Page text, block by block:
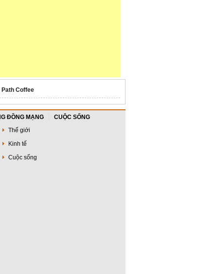
Path Coffee
ĐỒNG MẠNG
CUỘC SỐNG
Thế giới
Kinh tế
Cuộc sống